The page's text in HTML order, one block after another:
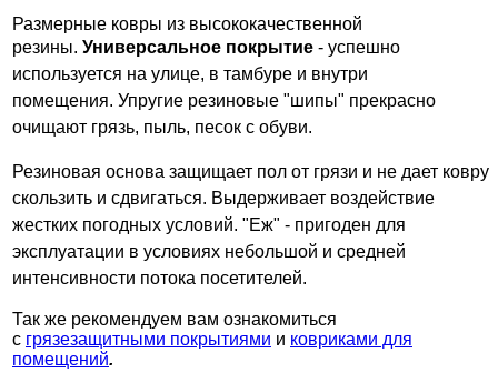
Размерные ковры из высококачественной
резины. Универсальное покрытие - успешно
используется на улице, в тамбуре и внутри
помещения. Упругие резиновые "шипы" прекрасно
очищают грязь, пыль, песок с обуви.
Резиновая основа защищает пол от грязи и не дает ковру
скользить и сдвигаться. Выдерживает воздействие
жестких погодных условий. "Еж" - пригоден для
эксплуатации в условиях небольшой и средней
интенсивности потока посетителей.
Так же рекомендуем вам ознакомиться
с грязезащитными покрытиями и ковриками для
помещений.